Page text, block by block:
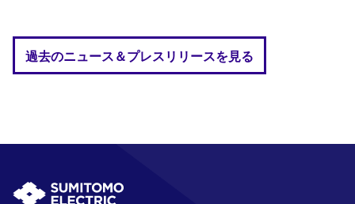
過去のニュース＆プレスリリースを見る